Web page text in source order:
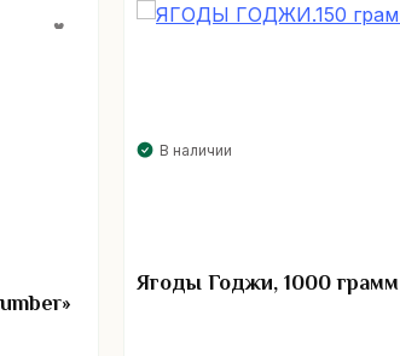
В наличии
Ягоды Годжи, 1000 грамм